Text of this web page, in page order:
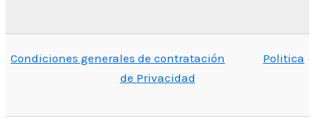
Condiciones generales de contratación
Politica
de Privacidad